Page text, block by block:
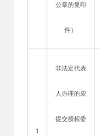
公章的复印
件）
1
非法定代表
人办理的应
提交授权委